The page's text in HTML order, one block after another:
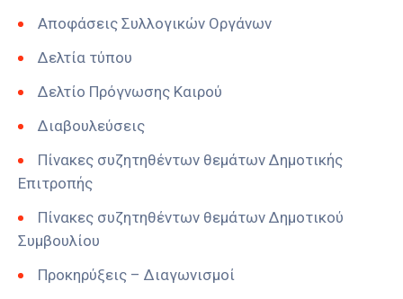
Αποφάσεις Συλλογικών Οργάνων
Δελτία τύπου
Δελτίο Πρόγνωσης Καιρού
Διαβουλεύσεις
Πίνακες συζητηθέντων θεμάτων Δημοτικής
Επιτροπής
Πίνακες συζητηθέντων θεμάτων Δημοτικού
Συμβουλίου
Προκηρύξεις – Διαγωνισμοί